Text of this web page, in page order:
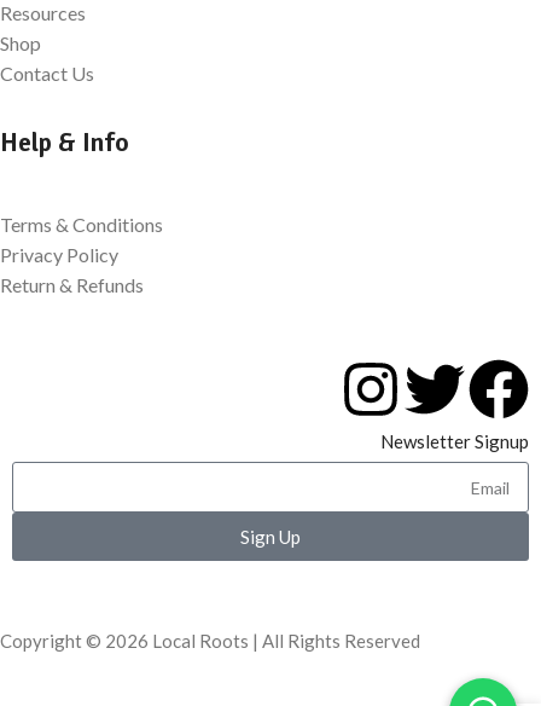
Resources
Shop
Contact Us
Help & Info
Terms & Conditions
Privacy Policy
Return & Refunds
Newsletter Signup
Sign Up
Copyright © 2026 Local Roots | All Rights Reserved